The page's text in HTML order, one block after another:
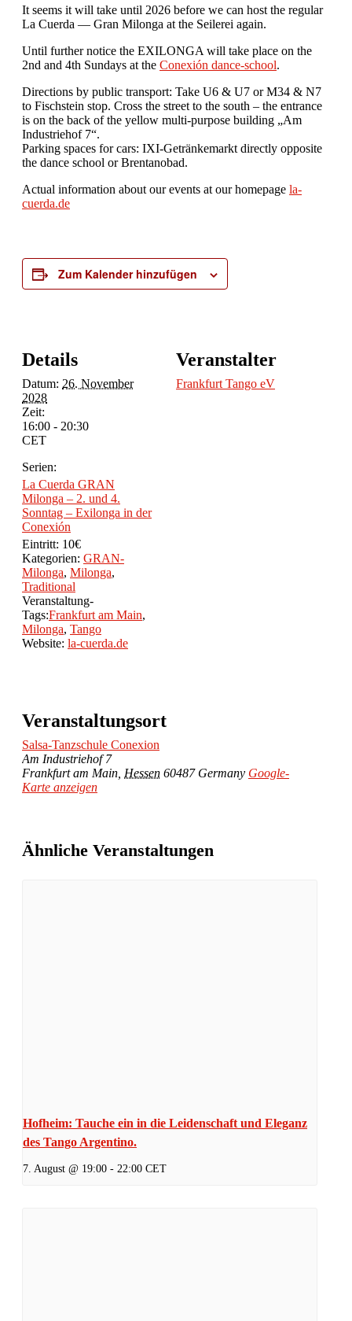
It seems it will take until 2026 before we can host the regular
La Cuerda — Gran Milonga at the Seilerei again.
Until further notice the EXILONGA will take place on the
2nd and 4th Sundays at the Conexión dance-school.
Directions by public transport: Take U6 & U7 or M34 & N7
to Fischstein stop. Cross the street to the south – the entrance
is on the back of the yellow multi-purpose building „Am
Industriehof 7“.
Parking spaces for cars: IXI-Getränkemarkt directly opposite
the dance school or Brentanobad.
Actual information about our events at our homepage la-
cuerda.de
Zum Kalender hinzufügen
Details
Datum: 26. November
2028
Zeit:
16:00 - 20:30
CET
Serien:
La Cuerda GRAN
Milonga – 2. und 4.
Sonntag – Exilonga in der
Conexión
Eintritt: 10€
Kategorien: GRAN-
Milonga, Milonga,
Traditional
Veranstaltung-
Tags:Frankfurt am Main,
Milonga, Tango
Website: la-cuerda.de
Veranstalter
Frankfurt Tango eV
Veranstaltungsort
Salsa-Tanzschule Conexion
Am Industriehof 7
Frankfurt am Main Hessen 60487 Germany Google-
Karte anzeigen
Ähnliche Veranstaltungen
Hofheim: Tauche ein in die Leidenschaft und Eleganz
des Tango Argentino.
7. August @ 19:00 - 22:00 CET